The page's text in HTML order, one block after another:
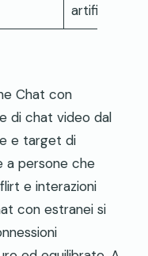
artificiale
Chat con
di chat video dal
e target di
a persone che
e interazioni
con estranei si